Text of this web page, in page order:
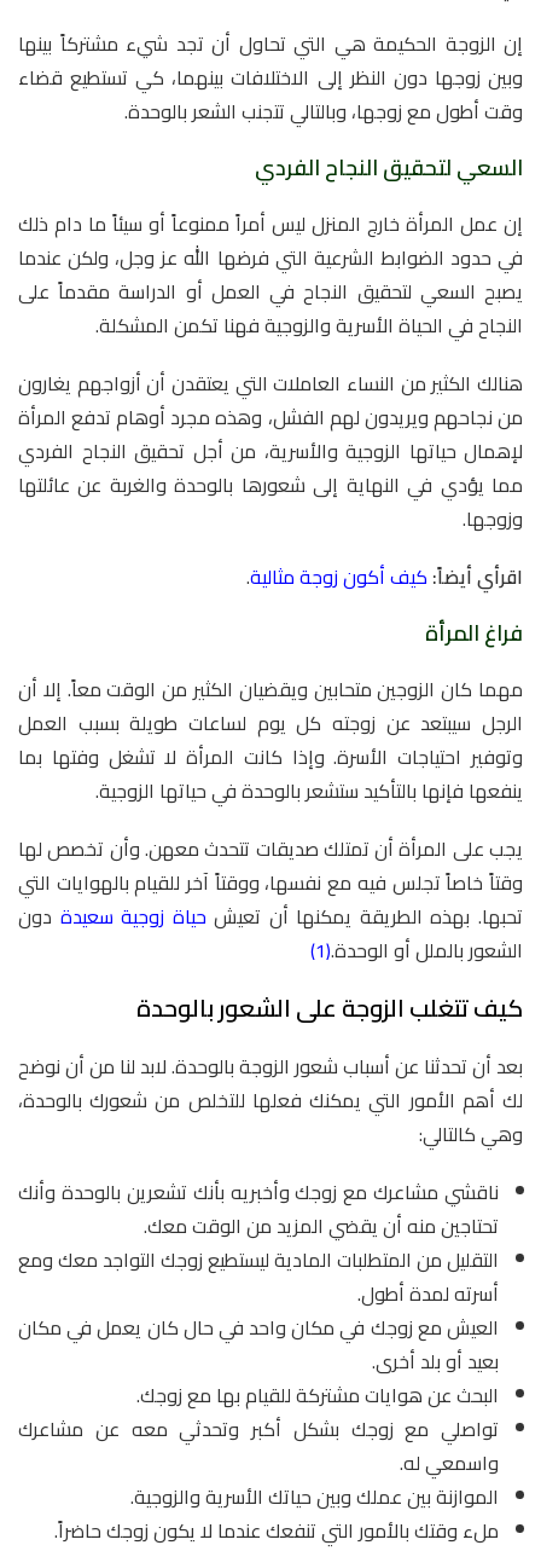
إن الزوجة الحكيمة هي التي تحاول أن تجد شيء مشتركاً بينها
وبين زوجها دون النظر إلى الاختلافات بينهما، كي تستطيع قضاء
وقت أطول مع زوجها، وبالتالي تتجنب الشعر بالوحدة.
السعي لتحقيق النجاح الفردي
إن عمل المرأة خارج المنزل ليس أمراً ممنوعاً أو سيئاً ما دام ذلك
في حدود الضوابط الشرعية التي فرضها الله عز وجل، ولكن عندما
يصبح السعي لتحقيق النجاح في العمل أو الدراسة مقدماً على
النجاح في الحياة الأسرية والزوجية فهنا تكمن المشكلة.
هنالك الكثير من النساء العاملات التي يعتقدن أن أزواجهم يغارون
من نجاحهم ويريدون لهم الفشل، وهذه مجرد أوهام تدفع المرأة
لإهمال حياتها الزوجية والأسرية، من أجل تحقيق النجاح الفردي
مما يؤدي في النهاية إلى شعورها بالوحدة والغربة عن عائلتها
وزوجها.
اقرأي أيضاً: كيف أكون زوجة مثالية.
فراغ المرأة
مهما كان الزوجين متحابين ويقضيان الكثير من الوقت معاً. إلا أن
الرجل سيبتعد عن زوجته كل يوم لساعات طويلة بسبب العمل
وتوفير احتياجات الأسرة. وإذا كانت المرأة لا تشغل وفتها بما
ينفعها فإنها بالتأكيد ستشعر بالوحدة في حياتها الزوجية.
يجب على المرأة أن تمتلك صديقات تتحدث معهن. وأن تخصص لها
وقتاً خاصاً تجلس فيه مع نفسها، ووقتاً آخر للقيام بالهوايات التي
تحبها. بهذه الطريقة يمكنها أن تعيش حياة زوجية سعيدة دون
الشعور بالملل أو الوحدة.(1)
كيف تتغلب الزوجة على الشعور بالوحدة
بعد أن تحدثنا عن أسباب شعور الزوجة بالوحدة. لابد لنا من أن نوضح
لك أهم الأمور التي يمكنك فعلها للتخلص من شعورك بالوحدة،
وهي كالتالي:
ناقشي مشاعرك مع زوجك وأخبريه بأنك تشعرين بالوحدة وأنك
تحتاجين منه أن يقضي المزيد من الوقت معك.
التقليل من المتطلبات المادية ليستطيع زوجك التواجد معك ومع
أسرته لمدة أطول.
العيش مع زوجك في مكان واحد في حال كان يعمل في مكان
بعيد أو بلد أخرى.
البحث عن هوايات مشتركة للقيام بها مع زوجك.
تواصلي مع زوجك بشكل أكبر وتحدثي معه عن مشاعرك
واسمعي له.
الموازنة بين عملك وبين حياتك الأسرية والزوجية.
ملء وقتك بالأمور التي تنفعك عندما لا يكون زوجك حاضراً.